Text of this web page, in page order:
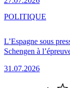
L’Espagne sous
Schengen à
31.07.2026
POLITIQUE